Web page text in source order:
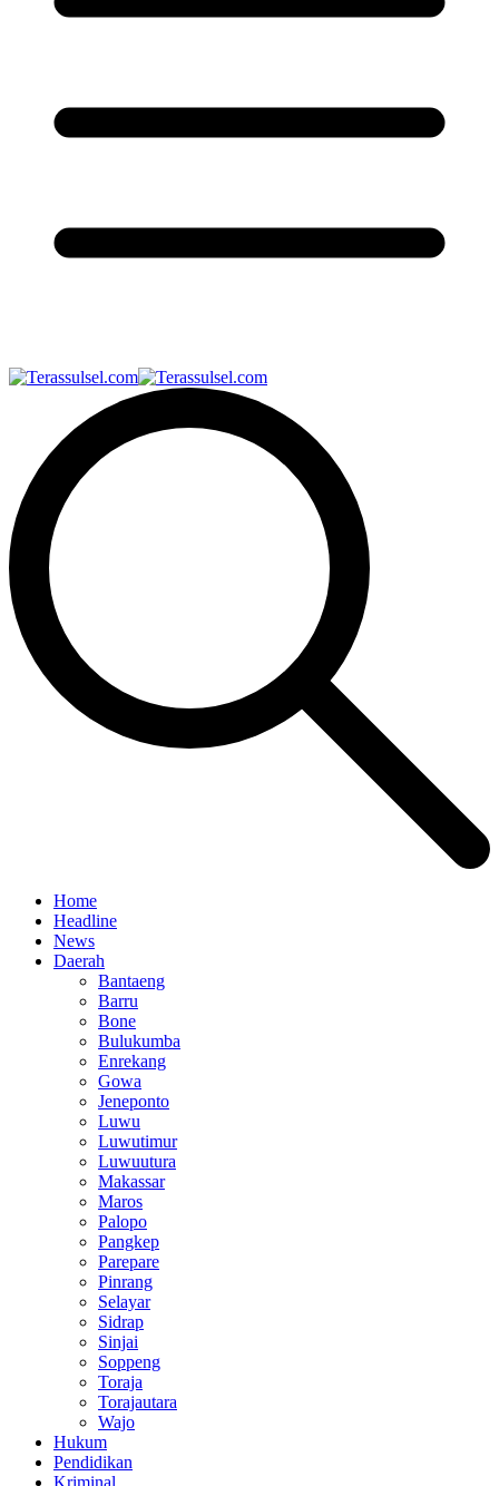
Home
Headline
News
Daerah
Bantaeng
Barru
Bone
Bulukumba
Enrekang
Gowa
Jeneponto
Luwu
Luwutimur
Luwuutura
Makassar
Maros
Palopo
Pangkep
Parepare
Pinrang
Selayar
Sidrap
Sinjai
Soppeng
Toraja
Torajautara
Wajo
Hukum
Pendidikan